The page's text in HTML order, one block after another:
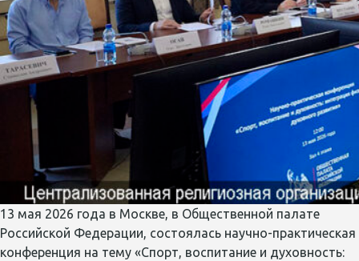
13 мая 2026 года в Москве, в Общественной палате
Российской Федерации, состоялась научно-практическая
конференция на тему «Спорт, воспитание и духовность: